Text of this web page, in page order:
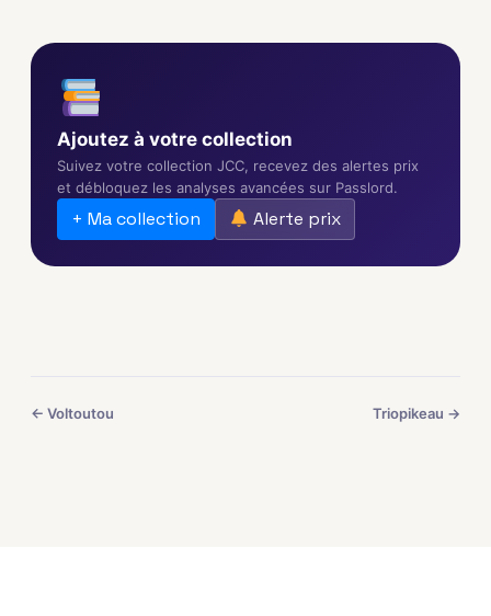
Ajoutez à votre collection
Suivez votre collection JCC, recevez des alertes prix
et débloquez les analyses avancées sur Passlord.
+ Ma collection Alerte prix
← Voltoutou Triopikeau →